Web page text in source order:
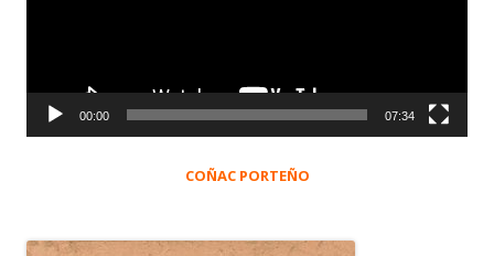
00:00 07:34
COÑAC PORTEÑO